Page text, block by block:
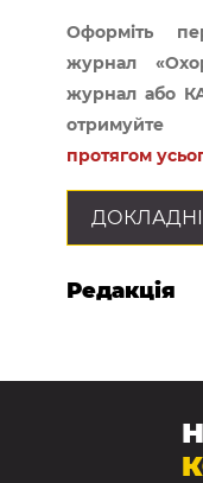
Оформіть
журнал
журнал або
отримуйте
протягом
Редакція